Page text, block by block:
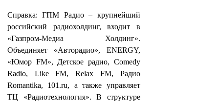
Справка: ГПМ Радио – крупнейший
российский радиохолдинг, входит в
«Газпром-Медиа Холдинг».
Объединяет «Авторадио», ENERGY,
«Юмор FM», Детское радио, Comedy
Radio, Like FM, Relax FM, Радио
Romantika, 101.ru, а также управляет
ТЦ «Радиотехнология». В структуре